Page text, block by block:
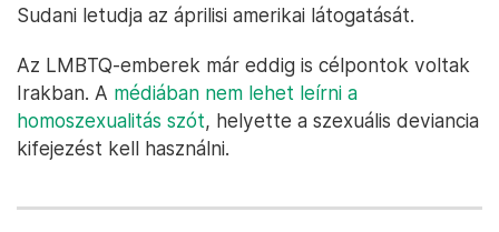
Sudani letudja az áprilisi amerikai látogatását.
Az LMBTQ-emberek már eddig is célpontok voltak
Irakban. A médiában nem lehet leírni a
homoszexualitás szót, helyette a szexuális deviancia
kifejezést kell használni.